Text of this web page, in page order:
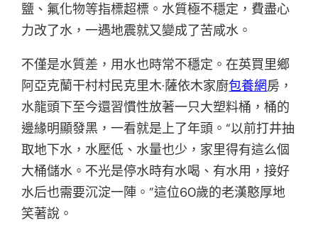
鹽、氟化物等指標超標。水質極不穩定，費盡心
力改了水，一遇地震就又變成了苦咸水。
不僅是水質差，用水也時常不穩定。在英買里鄉
阿亞克蘭干村村民克里木·薩依木家廚包養網房，
水龍頭下至今還習慣性放著一只大塑料桶，桶的
邊緣明顯發黑，一看就是上了年頭。“以前打井抽
取地下水，水壓低、水量也少，家里得有這么個
大桶儲水。不光是停水時有水喝、有水用，接好
水后也需要沉淀一陣。”這位60歲的老漢憨厚地
笑著說。